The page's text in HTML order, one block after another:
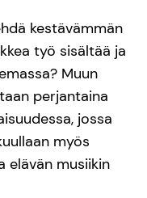
kestävämmän
työ sisältää ja
Muun
perjantaina
jossa
myös
elävän musiikin